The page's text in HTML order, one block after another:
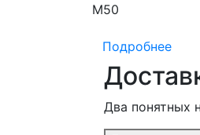
М50
Подробнее
Два понятных